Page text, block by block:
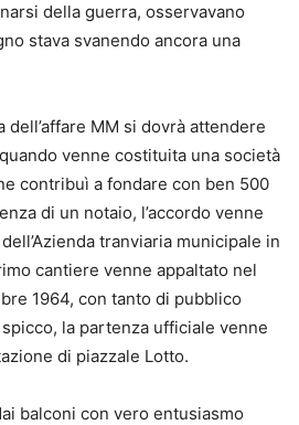
della guerra, osservavano
stava svanendo ancora una
dell’affare MM si dovrà attendere
venne costituita una società
contribuì a fondare con ben 500
di un notaio, l’accordo venne
tranviaria municipale in
cantiere venne appaltato nel
1964, con tanto di pubblico
la partenza ufficiale venne
di piazzale Lotto.
balconi con vero entusiasmo